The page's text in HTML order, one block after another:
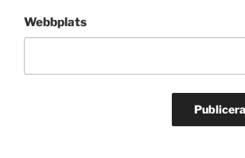
Webbplats